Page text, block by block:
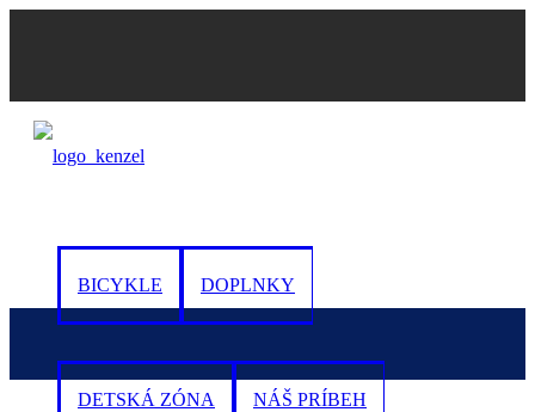
BICYKLE DOPLNKY
DETSKÁ ZÓNA NÁŠ PRÍBEH